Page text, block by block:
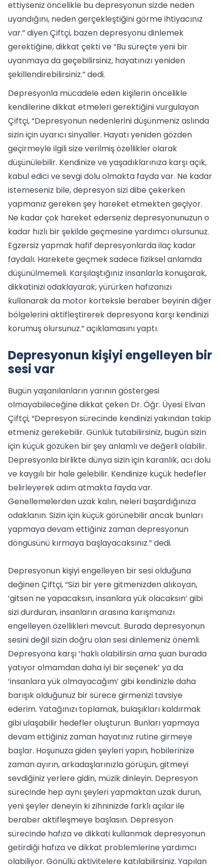
ettiyseniz öncelikle bu depresyonun sizde neden
uyandığını, neden gerçekleştiğini görme ihtiyacınız
var.” diyen Çiftçi, bazen depresyonu dinlemek
gerektiğine, dikkat çekti ve “Bu süreçte yeni bir
uyanmaya da geçebilirsiniz, hayatınızı yeniden
şekillendirebilirsiniz.” dedi.
Depresyonla mücadele eden kişilerin öncelikle
kendilerine dikkat etmeleri gerektiğini vurgulayan
Çiftçi, “Depresyonun nedenlerini düşünmeniz aslında
sizin için uyarıcı sinyaller. Hayatı yeniden gözden
geçirmeyle ilgili size verilmiş özellikler olarak
düşünülebilir. Kendinize ve yaşadıklarınıza karşı açık,
kabul edici ve sevgi dolu olmakta fayda var. Ne kadar
istemeseniz bile, depresyon sizi dibe çekerken
yapmanız gereken şey hareket etmekten geçiyor.
Ne kadar çok hareket ederseniz depresyonunuzun o
kadar hızlı bir şekilde geçmesine yardımcı olursunuz.
Egzersiz yapmak hafif depresyonlarda ilaç kadar
faydalı. Harekete geçmek sadece fiziksel anlamda
düşünülmemeli. Karşılaştığınız insanlarla konuşarak,
dikkatinizi odaklayarak, yürürken hafızanızı
kullanarak da motor korteksle beraber beyinin diğer
bölgelerini aktifleştirerek depresyona karşı kendinizi
korumuş olursunuz.” açıklamasını yaptı.
Depresyonun kişiyi engelleyen bir
sesi var
Bugün yaşanılanların yarının göstergesi
olmayabileceğine dikkat çeken Dr. Öğr. Üyesi Elvan
Çiftçi, “Depresyon sürecinde kendinizi yakından takip
etmeniz gerekebilir. Günlük tutabilirsiniz, bugün sizin
için küçük gözüken bir şey anlamlı ve değerli olabilir.
Depresyonla birlikte dünya sizin için karanlık, acı dolu
ve kaygılı bir hale gelebilir. Kendinize küçük hedefler
belirleyerek adım atmakta fayda var.
Genellemelerden uzak kalın, neleri başardığınıza
odaklanın. Sizin için küçük görünebilir ancak bunları
yapmaya devam ettiğiniz zaman depresyonun
döngüsünü kırmaya başlayacaksınız.” dedi.
Depresyonun kişiyi engelleyen bir sesi olduğuna
değinen Çiftçi, “Sizi bir yere gitmenizden alıkoyan,
‘gitsen ne yapacaksın, insanlara yük olacaksın’ gibi
sizi durduran, insanların arasına karışmanızı
engelleyen özellikleri mevcut. Burada depresyonun
sesini değil sizin doğru olan sesi dinlemeniz önemli.
Depresyona karşı ‘haklı olabilirsin ama şuan burada
yatıyor olmamdan daha iyi bir seçenek’ ya da
‘insanlara yük olmayacağım’ gibi kendinizle daha
barışık olduğunuz bir sürece girmenizi tavsiye
ederim. Yatağınızı toplamak, bulaşıkları kaldırmak
gibi ulaşabilir hedefler oluşturun. Bunları yapmaya
devam ettiğiniz zaman hayatınız rutine girmeye
başlar. Hoşunuza giden şeyleri yapın, hobilerinize
zaman ayırın, arkadaşlarınızla görüşün, gitmeyi
sevdiğiniz yerlere gidin, müzik dinleyin. Depresyon
sürecinde hep aynı şeyleri yapmaktan uzak durun,
yeni şeyler deneyin ki zihninizde farklı açılar ile
beraber aktifleşmeye başlasın. Depresyon
sürecinde hafıza ve dikkati kullanmak depresyonun
getirdiği hafıza ve dikkat problemlerine yardımcı
olabiliyor. Gönüllü aktivitelere katılabilirsiniz. Yapılan